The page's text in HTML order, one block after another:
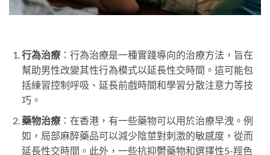
行為治療：行為治療是一種實踐導向的治療方法，旨在
幫助男性改變其性行為模式以延長性交時間。這可能包
括練習控制呼吸、延長前戲時間和學習分散注意力等技
巧。
藥物治療：在香港，有一些藥物可以用於治療早洩。例
如，局部麻醉藥品可以減少陰莖對刺激的敏感度，從而
延長性交時間。此外，一些抗抑鬱藥物和選擇性5-羥色